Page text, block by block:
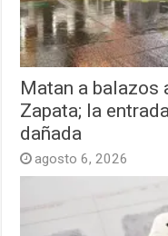
Matan a balazos
Zapata; la
dañada
agosto 6, 2026